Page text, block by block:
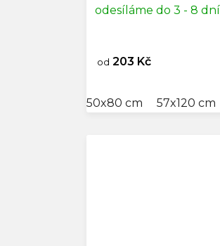
odesíláme do 3 - 8 dní
od 203 Kč
50x80 cm 57x120 cm